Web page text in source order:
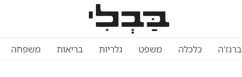
ברנז'ה כלכלה משפט גלריות בריאות משפחה